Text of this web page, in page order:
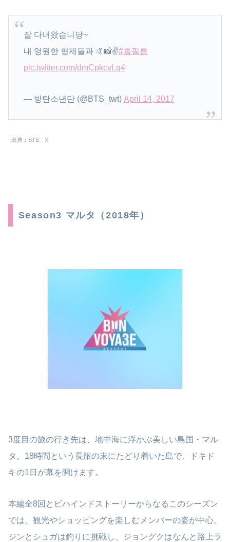
잘 다녀왔습니당~
내 영원한 형제들과 🤙📸✌️#홉필름
pic.twitter.com/dmCpkcvLq4
— 방탄소년단 (@BTS_twt) April 14, 2017
出典：BTS X
Season3 マルタ（2018年）
3度目の旅の行き先は、地中海に浮かぶ美しい島国・マル
タ。18時間という長旅の末にたどり着いた島で、ドキド
キの1日が幕を開けます。
本編全8回とビハインドストーリーからなるこのシーズン
では、観光やショッピングを楽しむメンバーの姿が中心。
ジンとシュガは釣りに挑戦し、ジョングクはなんと路上ラ